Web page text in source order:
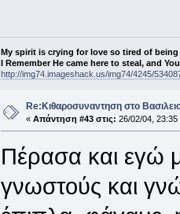
My spirit is crying for love so tired of being
I Remember He came here to steal, and
http://img74.imageshack.us/img74/4245/
Re:Κιθαροσυναντηση στο
« Απάντηση #43 στις: 26/02/04, 23:35
Πέρασα και εγώ
γνωστούς και